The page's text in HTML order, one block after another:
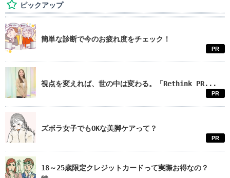
ピックアップ
簡単な診断で今のお疲れ度をチェック！
PR
視点を変えれば、世の中は変わる。「Rethink PR...
PR
ズボラ女子でもOKな美脚ケアって？
PR
18～25歳限定クレジットカードって実際お得なの？